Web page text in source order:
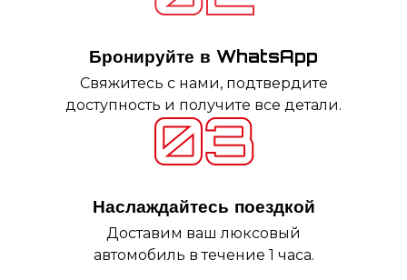
Бронируйте в WhatsApp
Свяжитесь с нами, подтвердите
доступность и получите все детали.
Наслаждайтесь поездкой
Доставим ваш люксовый
автомобиль в течение 1 часа.